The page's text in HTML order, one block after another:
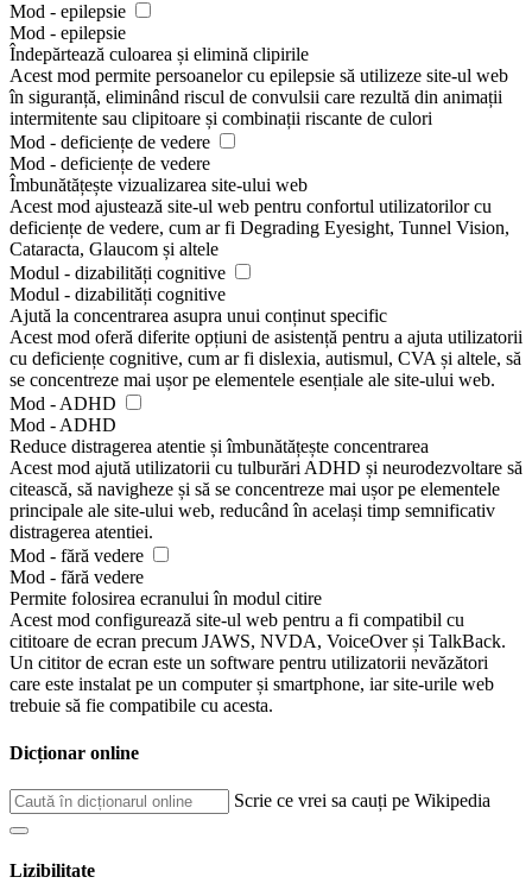
Mod - epilepsie
Mod - epilepsie
Îndepărtează culoarea și elimină clipirile
Acest mod permite persoanelor cu epilepsie să utilizeze site-ul web
în siguranță, eliminând riscul de convulsii care rezultă din animații
intermitente sau clipitoare și combinații riscante de culori
Mod - deficiențe de vedere
Mod - deficiențe de vedere
Îmbunătățește vizualizarea site-ului web
Acest mod ajustează site-ul web pentru confortul utilizatorilor cu
deficiențe de vedere, cum ar fi Degrading Eyesight, Tunnel Vision,
Cataracta, Glaucom și altele
Modul - dizabilități cognitive
Modul - dizabilități cognitive
Ajută la concentrarea asupra unui conținut specific
Acest mod oferă diferite opțiuni de asistență pentru a ajuta utilizatorii
cu deficiențe cognitive, cum ar fi dislexia, autismul, CVA și altele, să
se concentreze mai ușor pe elementele esențiale ale site-ului web.
Mod - ADHD
Mod - ADHD
Reduce distragerea atentie și îmbunătățește concentrarea
Acest mod ajută utilizatorii cu tulburări ADHD și neurodezvoltare să
citească, să navigheze și să se concentreze mai ușor pe elementele
principale ale site-ului web, reducând în același timp semnificativ
distragerea atentiei.
Mod - fără vedere
Mod - fără vedere
Permite folosirea ecranului în modul citire
Acest mod configurează site-ul web pentru a fi compatibil cu
cititoare de ecran precum JAWS, NVDA, VoiceOver și TalkBack.
Un cititor de ecran este un software pentru utilizatorii nevăzători
care este instalat pe un computer și smartphone, iar site-urile web
trebuie să fie compatibile cu acesta.
Dicționar online
Scrie ce vrei sa cauți pe Wikipedia
Lizibilitate